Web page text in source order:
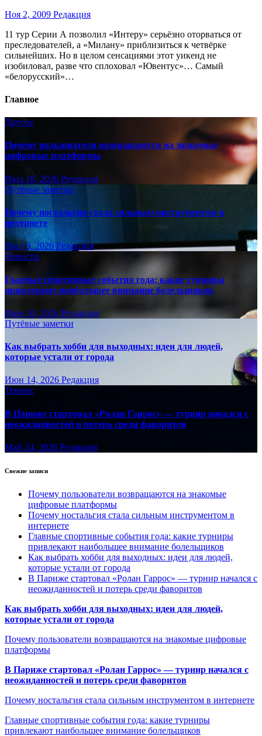
Ноя 2, 2009 Редакция
11 тур Серии А позволил «Интеру» серьёзно оторваться от
преследователей, а «Милану» приблизиться к четвёрке
сильнейших. Но в целом сенсациями этот уикенд не
изобиловал, разве что сплоховал «Ювентус»… Самый
«белорусский»…
Главное
Другое
Почему пользователи возвращаются на знакомые
цифровые платформы
Июл 18, 2026 Редакция
Путёвые заметки
Почему ностальгия стала сильным инструментом в
интернете
Июл 9, 2026 Редакция
Новости
Главные спортивные события года: какие турниры
привлекают наибольшее внимание болельщиков
Июн 30, 2026 Редакция
Путёвые заметки
Как выбрать хобби для выходных: идеи для людей,
которые устали от города
Июн 14, 2026 Редакция
Теннис
В Париже стартовал «Ролан Гаррос» — турнир начался с
неожиданностей и потерь среди фаворитов
Май 24, 2026 Редакция
Свежие записи
Почему пользователи возвращаются на знакомые
цифровые платформы
Почему ностальгия стала сильным инструментом в
интернете
Главные спортивные события года: какие турниры
привлекают наибольшее внимание болельщиков
Как выбрать хобби для выходных: идеи для людей,
которые устали от города
В Париже стартовал «Ролан Гаррос» — турнир начался с
неожиданностей и потерь среди фаворитов
Как выбрать хобби для выходных: идеи для людей,
которые устали от города
Почему пользователи возвращаются на знакомые цифровые
платформы
В Париже стартовал «Ролан Гаррос» — турнир начался с
неожиданностей и потерь среди фаворитов
Почему ностальгия стала сильным инструментом в интернете
Главные спортивные события года: какие турниры
привлекают наибольшее внимание болельщиков